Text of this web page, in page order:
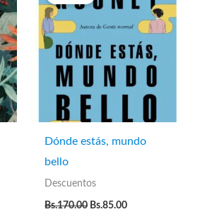
Dónde estás, mundo
bello
Descuentos
Bs.170.00 ElBs.85.00El